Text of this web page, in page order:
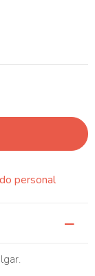
personal